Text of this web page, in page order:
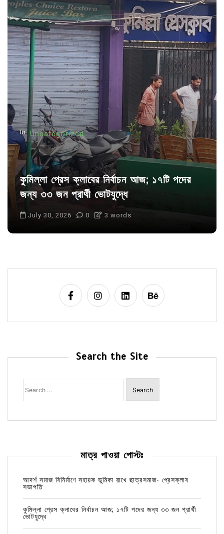
v
i
g
a
t
i
o
n
In Uncategorized
কুমিল্লা প্রেস ক্লাবের নির্বাচন আজ; ১৭টি পদের
জন্য ৩৩ জন প্রার্থী ভোটযুদ্ধে
July 30, 2026 0 3 words
Search the Site
Search
for:
মাত্র পাওয়া পোস্টঃ
আদর্শ সমাজ বিনির্মাণে সহায়ক ভুমিকা রাখে ছাত্রসমাজ- প্রেসক্লাব
সভাপতি
কুমিল্লা প্রেস ক্লাবের নির্বাচন আজ; ১৭টি পদের জন্য ৩৩ জন প্রার্থী
ভোটযুদ্ধে